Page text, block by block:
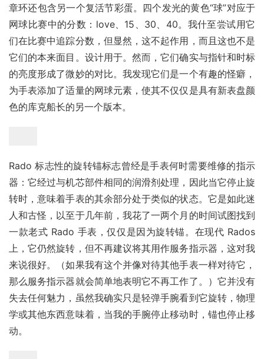
章环还包含另一个复活节彩蛋。四个发光的黄色“球”对应于
网球比赛中的分数：love、15、30、40。我什至尝试用它
们在比赛中追踪分数，但显然，这不起作用，而且这也不是
它们的本来面目。设计用于。然而，它们确实与指针和时标
的亮度形成了微妙的对比。我发现它们是一个有趣的怪癖，
为手表添加了适量的网球元素，使其不仅仅是具有新表盘颜
色的库克船长的另一个版本。
Rado 标志性的旋转锚标志曾经是手表何时需要维修的指示
器：它经过与机芯部件相同的润滑剂处理，因此当它停止旋
转时，意味着手表的其余部分处于类似的状态。它是如此迷
人和古怪，以至于几年前，我花了一两个月的时间试图找到
一款老式 Rado 手表，仅仅是因为旋转锚。在现代 Rados
上，它仍然旋转，但不再建议将其用作服务指示器，这对我
来说很好。（如果我有这个并像对待其他手表一样对待它，
那么服务指示器就会简单地表明它不再工作了。）它并没有
失去任何魅力，虽然我确实只是轻弹手腕看到它旋转，物理
学或其他东西意味着，当我的手腕停止移动时，锚也停止移
动。